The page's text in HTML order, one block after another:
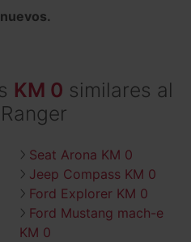
KM 0 similares al
Seat Arona KM 0
Jeep Compass KM 0
Ford Explorer KM 0
Ford Mustang mach-e
KM 0